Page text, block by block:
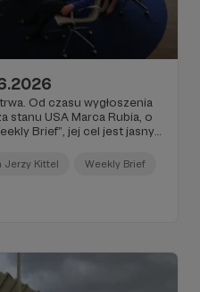
Od czasu wygłoszenia
stanu USA Marca Rubia, o
Brief”, jej cel jest jasny:
społeczeństwa
się ono przeciwko
Jerzy Kittel Weekly Brief